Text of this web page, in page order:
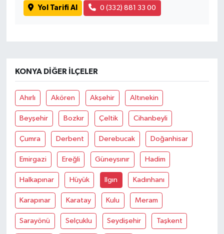
Yol Tarifi Al 0 (332) 881 33 00
KONYA DIĞER İLÇELER
Ahırlı Akören Akşehir Altınekin
Beyşehir Bozkır Çeltik Cihanbeyli
Çumra Derbent Derebucak Doğanhisar
Emirgazi Ereğli Güneysınır Hadim
Halkapınar Hüyük Ilgın Kadınhanı
Karapınar Karatay Kulu Meram
Sarayönü Selçuklu Seydişehir Taşkent